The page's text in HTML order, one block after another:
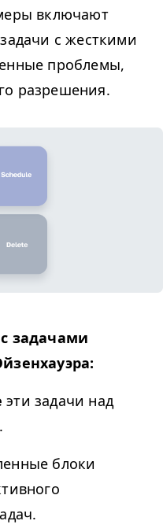
включают
с жесткими
проблемы,
разрешения.
задачами
эти задачи над
блоки